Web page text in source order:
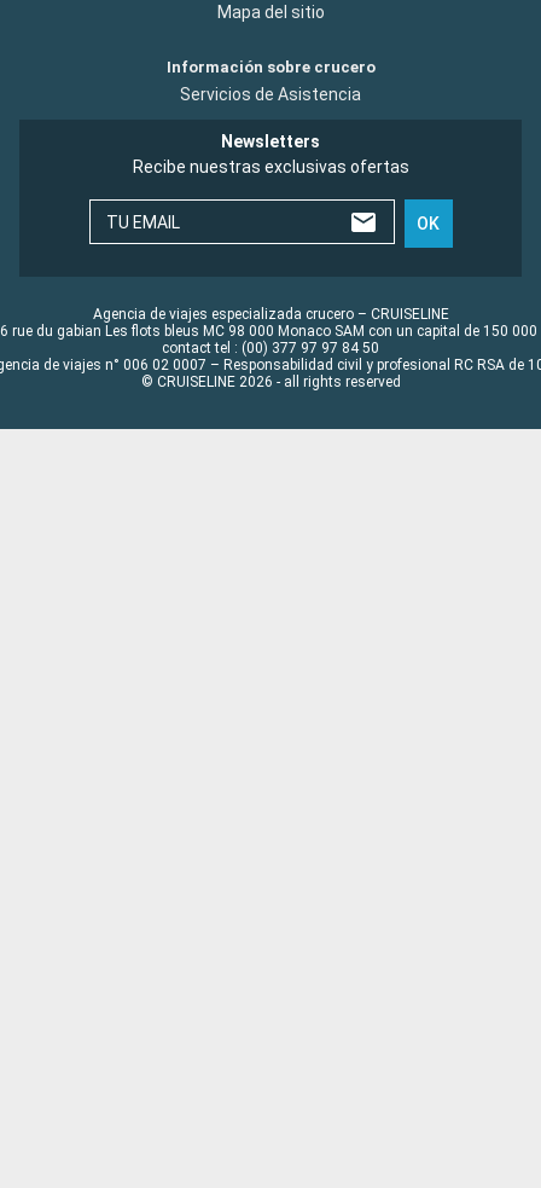
Mapa del sitio
Información sobre crucero
Servicios de Asistencia
Newsletters
Recibe nuestras exclusivas ofertas
TU EMAIL OK
Agencia de viajes especializada crucero – CRUISELINE
rue du gabian Les flots bleus MC 98 000 Monaco SAM con un capital de 150 000
contact tel : (00) 377 97 97 84 50
de viajes n° 006 02 0007 – Responsabilidad civil y profesional RC RSA de
© CRUISELINE 2026 - all rights reserved